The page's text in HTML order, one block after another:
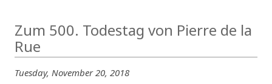
Zum 500. Todestag von Pierre de la
Rue
Tuesday, November 20, 2018